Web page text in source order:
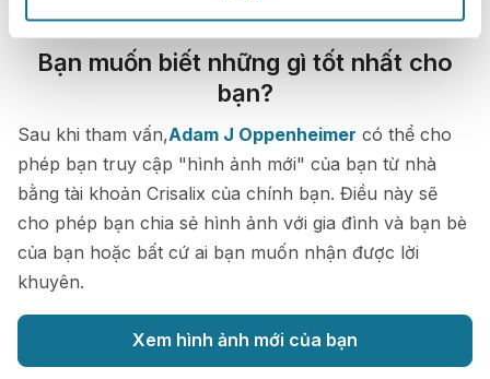
Bạn muốn biết những gì tốt nhất cho
bạn?
Sau khi tham vấn,Adam J Oppenheimer có thể cho
phép bạn truy cập "hình ảnh mới" của bạn từ nhà
bằng tài khoản Crisalix của chính bạn. Điều này sẽ
cho phép bạn chia sẻ hình ảnh với gia đình và bạn bè
của bạn hoặc bất cứ ai bạn muốn nhận được lời
khuyên.
Xem hình ảnh mới của bạn